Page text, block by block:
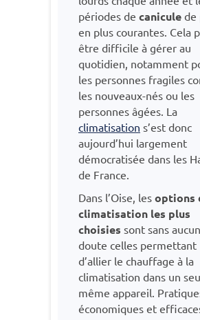
périodes de canicule de
en plus courantes. Cela
être difficile à gérer au
quotidien, notamment
les personnes fragiles
les nouveaux-nés ou les
personnes âgées. La
climatisation s’est donc
aujourd’hui largement
démocratisée dans les
de France.
Dans l’Oise, les options
climatisation les plus
choisies sont sans aucun
doute celles permettant
d’allier le chauffage à la
climatisation dans un
même appareil.
économiques et